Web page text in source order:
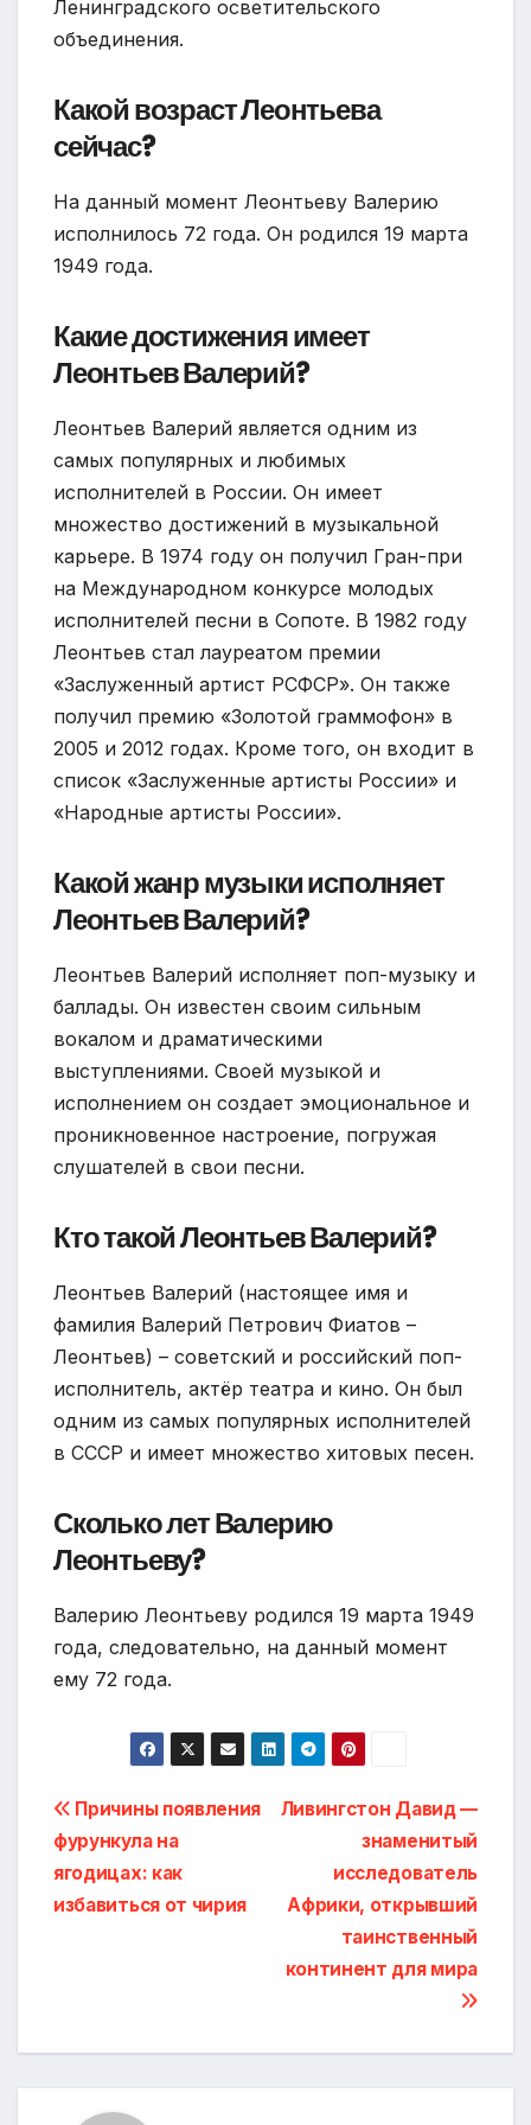
Ленинградского осветительского
объединения.
Какой возраст Леонтьева
сейчас?
На данный момент Леонтьеву Валерию
исполнилось 72 года. Он родился 19 марта
1949 года.
Какие достижения имеет
Леонтьев Валерий?
Леонтьев Валерий является одним из
самых популярных и любимых
исполнителей в России. Он имеет
множество достижений в музыкальной
карьере. В 1974 году он получил Гран-при
на Международном конкурсе молодых
исполнителей песни в Сопоте. В 1982 году
Леонтьев стал лауреатом премии
«Заслуженный артист РСФСР». Он также
получил премию «Золотой граммофон» в
2005 и 2012 годах. Кроме того, он входит в
список «Заслуженные артисты России» и
«Народные артисты России».
Какой жанр музыки исполняет
Леонтьев Валерий?
Леонтьев Валерий исполняет поп-музыку и
баллады. Он известен своим сильным
вокалом и драматическими
выступлениями. Своей музыкой и
исполнением он создает эмоциональное и
проникновенное настроение, погружая
слушателей в свои песни.
Кто такой Леонтьев Валерий?
Леонтьев Валерий (настоящее имя и
фамилия Валерий Петрович Фиатов –
Леонтьев) – советский и российский поп-
исполнитель, актёр театра и кино. Он был
одним из самых популярных исполнителей
в СССР и имеет множество хитовых песен.
Сколько лет Валерию
Леонтьеву?
Валерию Леонтьеву родился 19 марта 1949
года, следовательно, на данный момент
ему 72 года.
Навигация
по
записям
Ливингстон Давид —
знаменитый
исследователь
Африки, открывший
таинственный
континент для мира
Причины появления
фурункула на
ягодицах: как
избавиться от чирия